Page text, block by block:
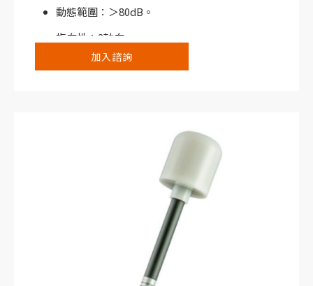
動態範圍：＞80dB。
指向性：3軸向。
搭配NHT310寬頻電磁場分析儀或NHT3D選頻/
加入諮詢